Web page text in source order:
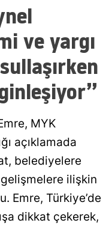
ve yargı
MYK
açıklamada
belediyelere
ilişkin
Emre, Türkiye’de
dikkat çekerek,